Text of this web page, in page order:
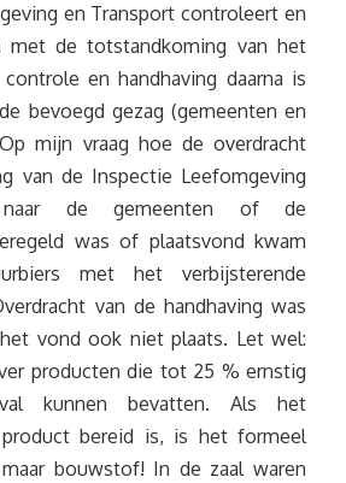
en Transport controleert en
met de totstandkoming van het
en handhaving daarna is
bevoegd gezag (gemeenten en
mijn vraag hoe de overdracht
van de Inspectie Leefomgeving
de gemeenten of de
was of plaatsvond kwam
met het verbijsterende
van de handhaving was
vond ook niet plaats. Let wel:
producten die tot 25 % ernstig
kunnen bevatten. Als het
bereid is, is het formeel
bouwstof! In de zaal waren